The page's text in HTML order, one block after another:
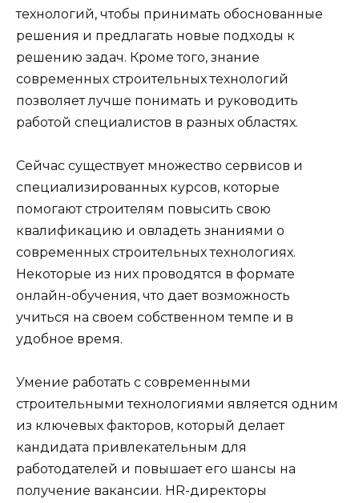
технологий, чтобы принимать обоснованные
решения и предлагать новые подходы к
решению задач. Кроме того, знание
современных строительных технологий
позволяет лучше понимать и руководить
работой специалистов в разных областях.
Сейчас существует множество сервисов и
специализированных курсов, которые
помогают строителям повысить свою
квалификацию и овладеть знаниями о
современных строительных технологиях.
Некоторые из них проводятся в формате
онлайн-обучения, что дает возможность
учиться на своем собственном темпе и в
удобное время.
Умение работать с современными
строительными технологиями является одним
из ключевых факторов, который делает
кандидата привлекательным для
работодателей и повышает его шансы на
получение вакансии. HR-директоры